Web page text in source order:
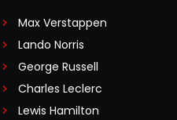
Max Verstappen
Lando Norris
George Russell
Charles Leclerc
Lewis Hamilton